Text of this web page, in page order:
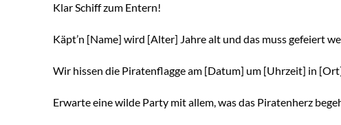
Klar Schiff zum Entern!
Käpt’n [Name] wird [Alter] Jahre alt und das muss gefeiert
Wir hissen die Piratenflagge am [Datum] um [Uhrzeit] in
Erwarte eine wilde Party mit allem, was das Piratenherz